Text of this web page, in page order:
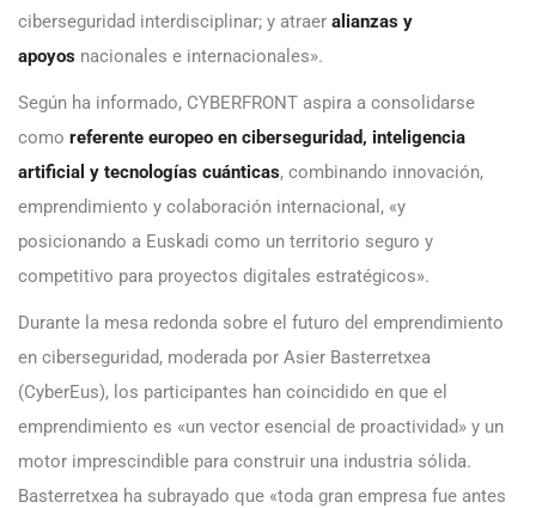
ciberseguridad interdisciplinar; y atraer alianzas y
apoyos nacionales e internacionales».
Según ha informado, CYBERFRONT aspira a consolidarse
como referente europeo en ciberseguridad, inteligencia
artificial y tecnologías cuánticas, combinando innovación,
emprendimiento y colaboración internacional, «y
posicionando a Euskadi como un territorio seguro y
competitivo para proyectos digitales estratégicos».
Durante la mesa redonda sobre el futuro del emprendimiento
en ciberseguridad, moderada por Asier Basterretxea
(CyberEus), los participantes han coincidido en que el
emprendimiento es «un vector esencial de proactividad» y un
motor imprescindible para construir una industria sólida.
Basterretxea ha subrayado que «toda gran empresa fue antes